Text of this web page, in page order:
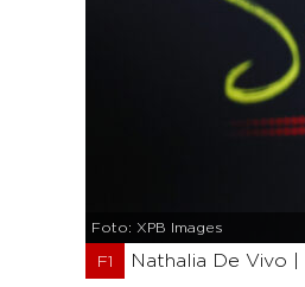
Foto: XPB Images
F1 Nathalia De Vivo |